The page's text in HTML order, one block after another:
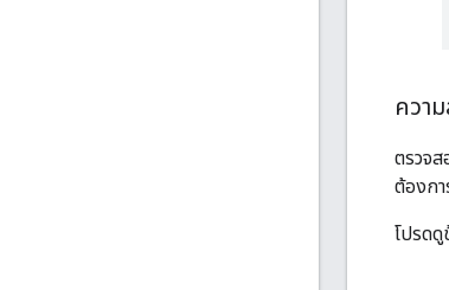
ความ
ตรวจส
ต้องกา
โปรด